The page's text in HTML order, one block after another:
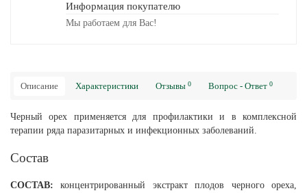
Информация покупателю
Мы работаем для Вас!
Описание Характеристики Отзывы 0 Вопрос - Ответ 0
Черный орех применяется для профилактики и в комплексной
терапии ряда паразитарных и инфекционных заболеваний.
Состав
СОСТАВ:концентрированный экстракт плодов черного ореха,